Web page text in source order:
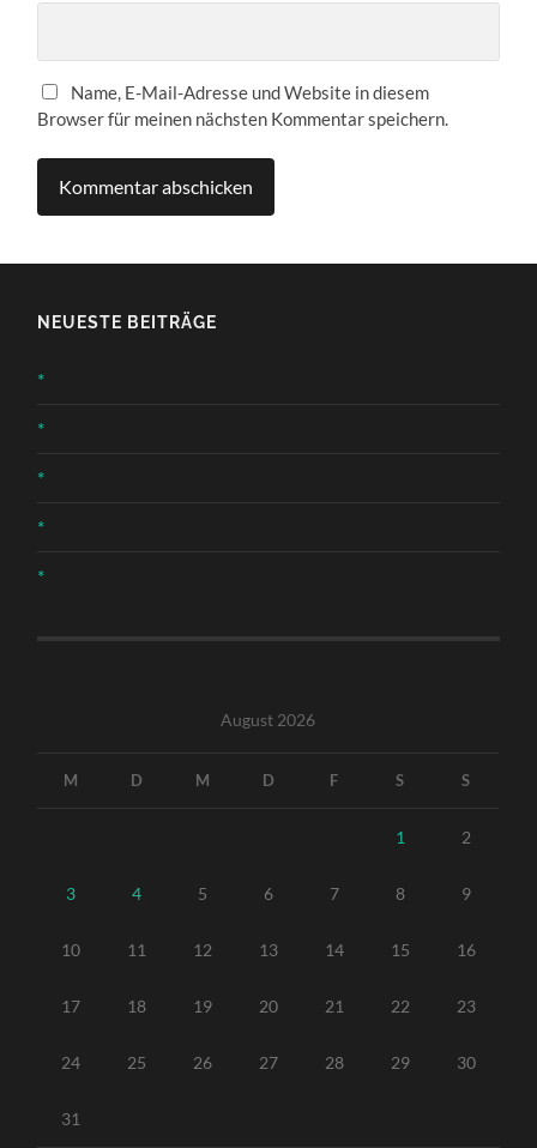
Name, E-Mail-Adresse und Website in diesem
Browser für meinen nächsten Kommentar speichern.
NEUESTE BEITRÄGE
*
*
*
*
*
August 2026
M D M D F S S
1 2
3 4 5 6 7 8 9
10 11 12 13 14 15 16
17 18 19 20 21 22 23
24 25 26 27 28 29 30
31